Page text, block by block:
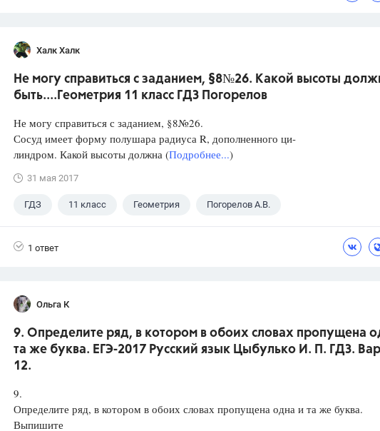
Халк Халк
Не могу справиться с заданием, §8№26. Какой высоты
быть....Геометрия 11 класс ГДЗ Погорелов
Не могу справиться с заданием, §8№26.
Сосуд имеет форму полушара радиуса R, дополненного ци-
линдром. Какой высоты должна (Подробнее...)
31 мая 2017
ГДЗ 11 класс Геометрия Погорелов А.В.
1 ответ
Ольга К
9. Определите ряд, в котором в обоих словах пропущена
та же буква. ЕГЭ-2017 Русский язык Цыбулько И. П. ГДЗ.
12.
9.
Определите ряд, в котором в обоих словах пропущена одна и та же буква.
Выпишите